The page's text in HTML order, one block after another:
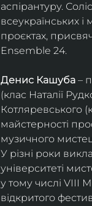
аспірантуру.
всеукраїнських
проєктах,
Ensemble 24.
Денис Кашуба –
(клас Наталії
Котляревського
майстерності
музичного
У різні роки
університеті
у тому числі VIII
відкритого